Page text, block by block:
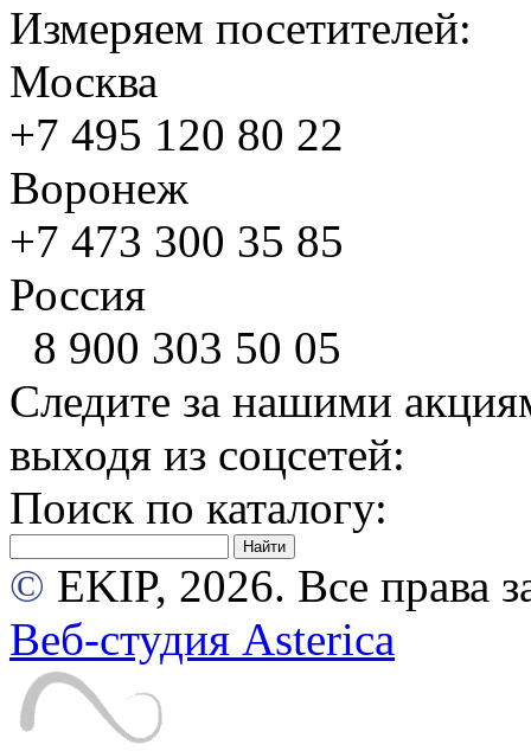
Измеряем посетителей:
Москва
+7 495 120 80 22
Воронеж
+7 473 300 35 85
Россия
8 900 303 50 05
Следите за нашими
выходя из соцсетей:
Поиск по каталогу:
© EKIP, 2026. Все права
Веб-студия Asterica